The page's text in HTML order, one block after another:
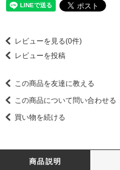
レビューを見る(0件)
レビューを投稿
この商品を友達に教える
この商品について問い合わせる
買い物を続ける
商品説明